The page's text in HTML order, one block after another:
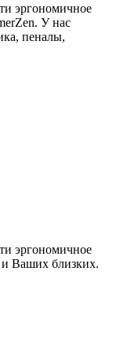
эргономичное
У нас
пеналы,
эргономичное
и Ваших близких.